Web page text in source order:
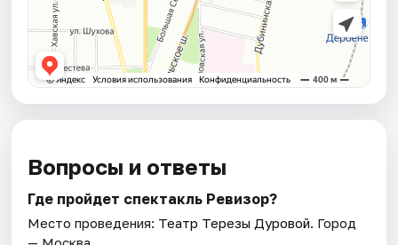
Вопросы и ответы
Где пройдет спектакль Ревизор?
Место проведения: Театр Терезы Дуровой. Город